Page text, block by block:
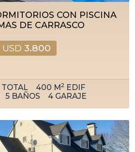
CON PISCINA
DE CARRASCO
USD 3.800
400 M2EDIF
5 BAÑOS 4 GARAJE